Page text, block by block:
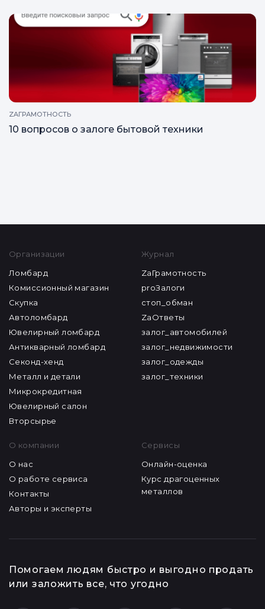
ZAГРАМОТНОСТЬ
10 вопросов о залоге бытовой техники
Организации
Ломбард
Комиссионный магазин
Скупка
Автоломбард
Ювелирный ломбард
Антикварный ломбард
Секонд-хенд
Металл и детали
Микрокредитная
Ювелирный салон
Вторсырье
Журнал
ZaГрамотность
proЗалоги
стоп_обман
ZaОтветы
залог_автомобилей
залог_недвижимости
залог_одежды
залог_техники
О компании
О нас
О работе сервиса
Контакты
Авторы и эксперты
Сервисы
Онлайн-оценка
Курс драгоценных
металлов
Помогаем людям быстро и выгодно продать
или заложить все, что угодно